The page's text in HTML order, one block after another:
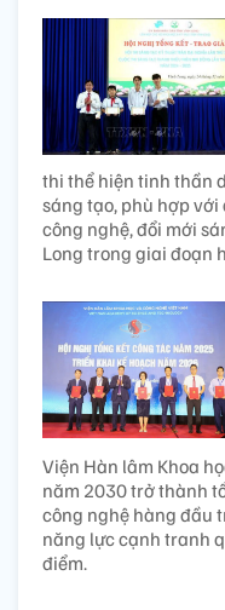
thi thể hiện tinh thần
sáng tạo, phù hợp
công nghệ, đổi mới
Long trong giai đoạn
Viện Hàn lâm Khoa
năm 2030 trở thành
công nghệ hàng đầu
năng lực cạnh tranh
điểm.